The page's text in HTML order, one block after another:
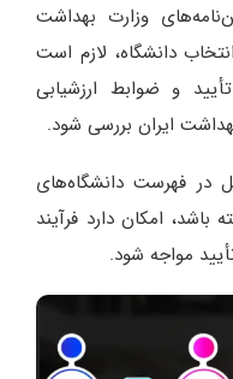
وزارت بهداشت
دانشگاه، لازم است
و ضوابط ارزشیابی
ایران بررسی شود.
در فهرست دانشگاه‌های
باشد، امکان دارد فرآیند
مواجه شود.